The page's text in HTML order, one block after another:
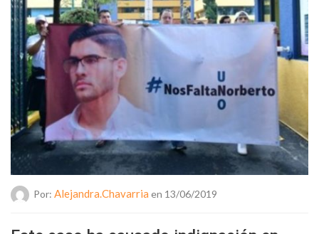
Por: Alejandra.chavarria en 13/06/2019